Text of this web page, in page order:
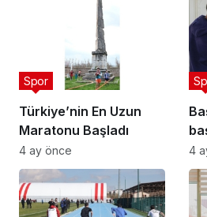
Türkiye’nin En Uzun
Maratonu Başladı
Spor
4 ay önce 4